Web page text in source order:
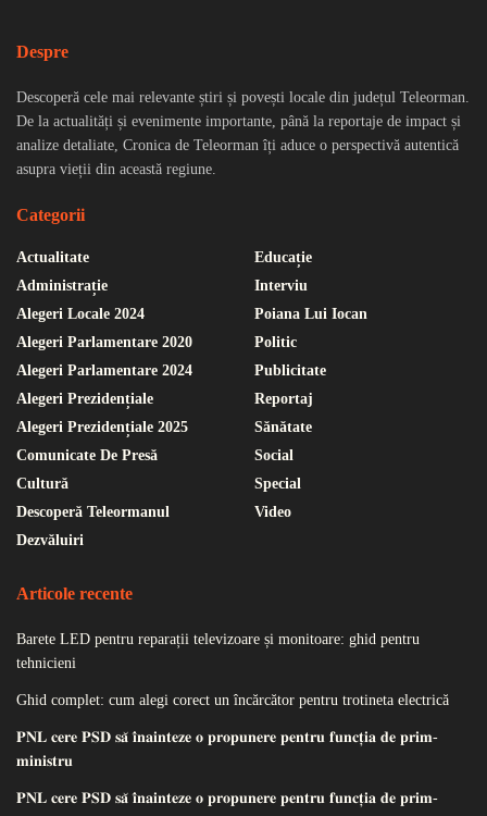
Despre
Descoperă cele mai relevante știri și povești locale din județul Teleorman.
De la actualități și evenimente importante, până la reportaje de impact și
analize detaliate, Cronica de Teleorman îți aduce o perspectivă autentică
asupra vieții din această regiune.
Categorii
Actualitate
Administrație
Alegeri Locale 2024
Alegeri Parlamentare 2020
Alegeri Parlamentare 2024
Alegeri Prezidențiale
Alegeri Prezidențiale 2025
Comunicate De Presă
Cultură
Descoperă Teleormanul
Dezvăluiri
Educație
Interviu
Poiana Lui Iocan
Politic
Publicitate
Reportaj
Sănătate
Social
Special
Video
Articole recente
Barete LED pentru reparații televizoare și monitoare: ghid pentru
tehnicieni
Ghid complet: cum alegi corect un încărcător pentru trotineta electrică
𝐏𝐍𝐋 𝐜𝐞𝐫𝐞 𝐏𝐒𝐃 𝐬𝐚̆ 𝐢̂𝐧𝐚𝐢𝐧𝐭𝐞𝐳𝐞 𝐨 𝐩𝐫𝐨𝐩𝐮𝐧𝐞𝐫𝐞 𝐩𝐞𝐧𝐭𝐫𝐮 𝐟𝐮𝐧𝐜𝐭̦𝐢𝐚 𝐝𝐞 𝐩𝐫𝐢𝐦-
𝐦𝐢𝐧𝐢𝐬𝐭𝐫𝐮
𝐏𝐍𝐋 𝐜𝐞𝐫𝐞 𝐏𝐒𝐃 𝐬𝐚̆ 𝐢̂𝐧𝐚𝐢𝐧𝐭𝐞𝐳𝐞 𝐨 𝐩𝐫𝐨𝐩𝐮𝐧𝐞𝐫𝐞 𝐩𝐞𝐧𝐭𝐫𝐮 𝐟𝐮𝐧𝐜𝐭̦𝐢𝐚 𝐝𝐞 𝐩𝐫𝐢𝐦-